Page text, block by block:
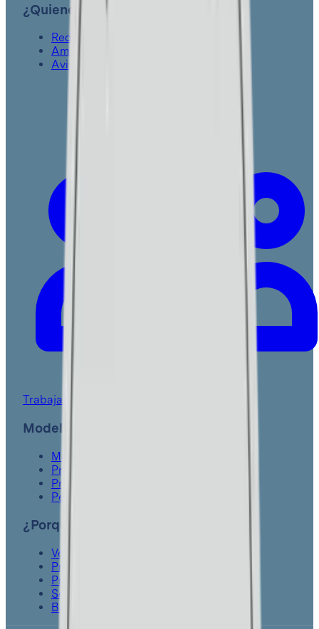
¿Quienes somos?
Red de Colegios Semper Altius
Ambientes de aprendizaje
Aviso de privacidad
Trabaja con nosotros
Modelo educativo
Modelo educativo y pedagógico
Propósitos formativos
Principios educativos
Perfil de egreso
¿Porqué Cumbres?
Ventajas
Preescolar
Primaria
Secundaria
Bachillerato